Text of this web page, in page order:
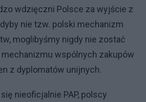
wdzięczni Polsce za wyjście z
nie tzw. polski mechanizm
moglibyśmy nigdy nie zostać
wspólnych zakupów
z dyplomatów unijnych.
nieoficjalnie PAP, polscy